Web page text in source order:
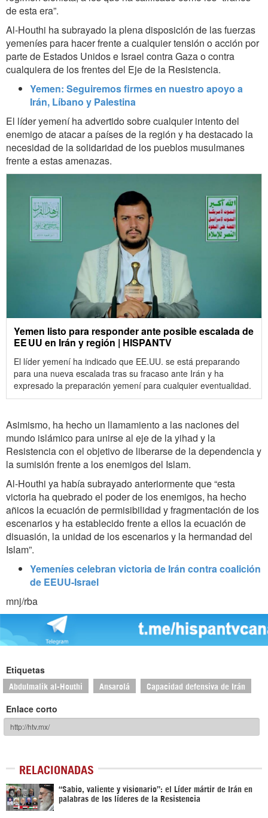
de esta era”.
Al-Houthi ha subrayado la plena disposición de las fuerzas
yemeníes para hacer frente a cualquier tensión o acción por
parte de Estados Unidos e Israel contra Gaza o contra
cualquiera de los frentes del Eje de la Resistencia.
Yemen: Seguiremos firmes en nuestro apoyo a
Irán, Líbano y Palestina
El líder yemení ha advertido sobre cualquier intento del
enemigo de atacar a países de la región y ha destacado la
necesidad de la solidaridad de los pueblos musulmanes
frente a estas amenazas.
Yemen listo para responder ante posible escalada de
EE UU en Irán y región | HISPANTV
El líder yemení ha indicado que EE.UU. se está preparando
para una nueva escalada tras su fracaso ante Irán y ha
expresado la preparación yemení para cualquier eventualidad.
Asimismo, ha hecho un llamamiento a las naciones del
mundo islámico para unirse al eje de la yihad y la
Resistencia con el objetivo de liberarse de la dependencia y
la sumisión frente a los enemigos del Islam.
Al-Houthi ya había subrayado anteriormente que “esta
victoria ha quebrado el poder de los enemigos, ha hecho
añicos la ecuación de permisibilidad y fragmentación de los
escenarios y ha establecido frente a ellos la ecuación de
disuasión, la unidad de los escenarios y la hermandad del
Islam”.
Yemeníes celebran victoria de Irán contra coalición
de EEUU-Israel
mnj/rba
Etiquetas
Abdulmalik al-Houthi Ansarolá Capacidad defensiva de Irán
Enlace corto
RELACIONADAS
“Sabio, valiente y visionario”: el Líder mártir de Irán en
palabras de los líderes de la Resistencia